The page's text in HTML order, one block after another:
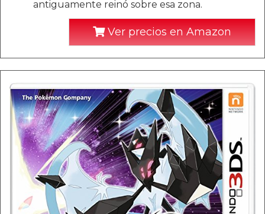
antiguamente reinó sobre esa zona.
Ver precios en Amazon